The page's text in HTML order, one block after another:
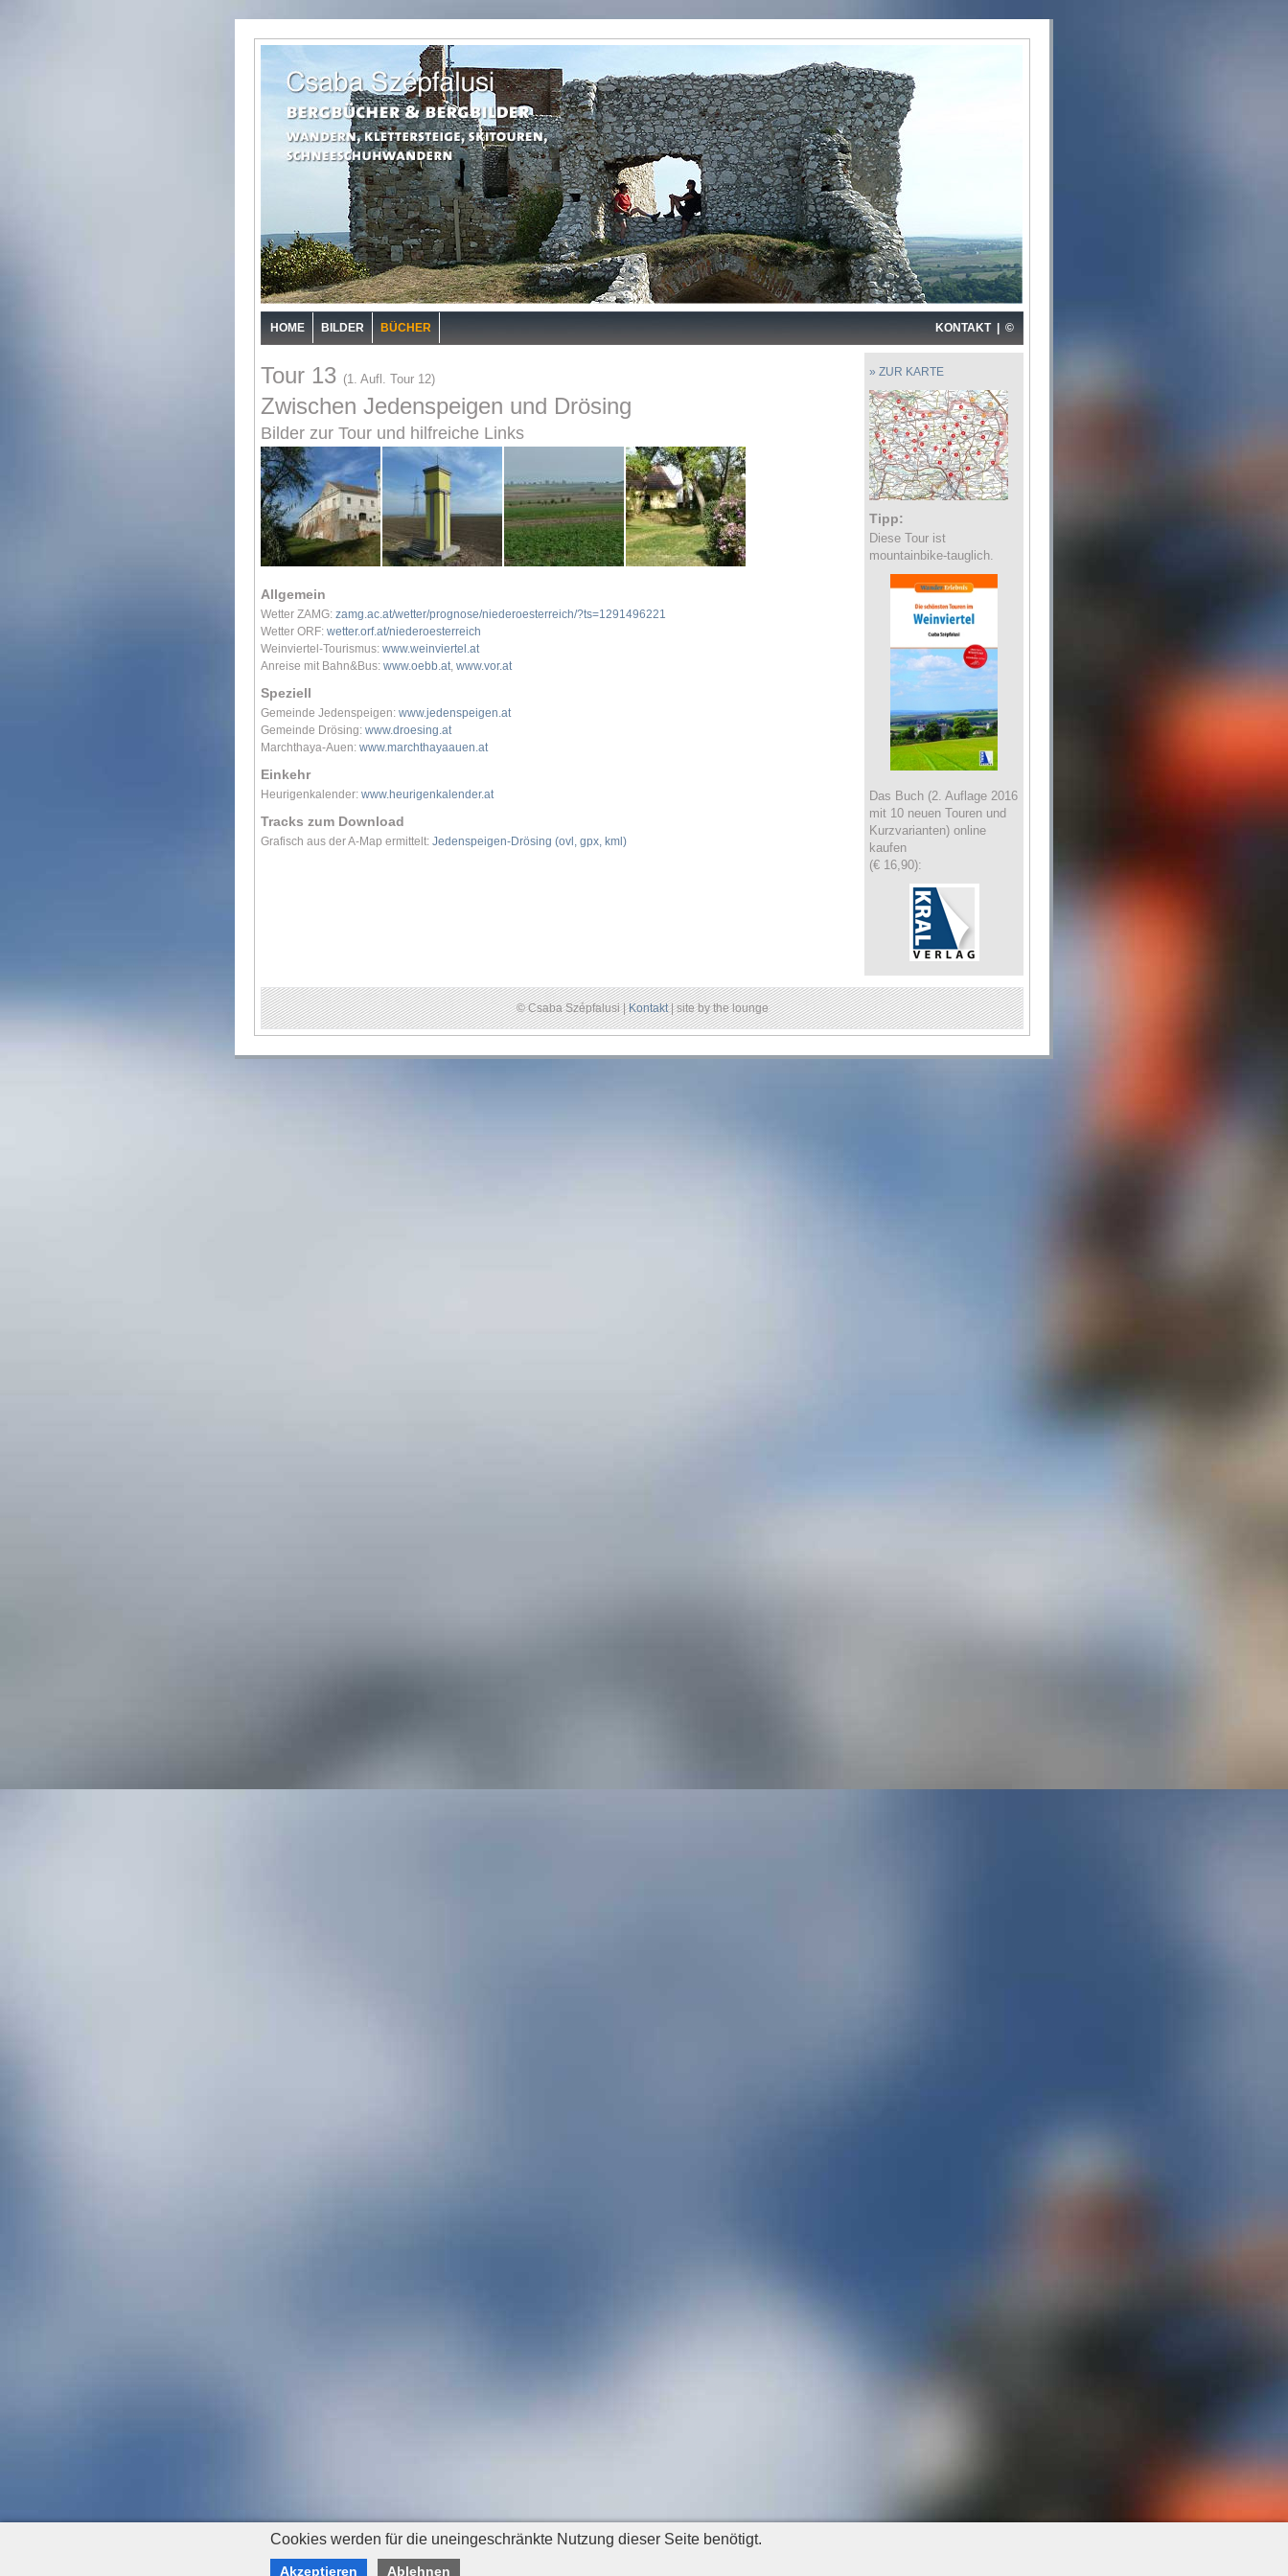
HOME BILDER BÜCHER KONTAKT| ©
Tour 13 (1. Aufl. Tour 12)
Zwischen Jedenspeigen und Drösing
Bilder zur Tour und hilfreiche Links
Allgemein
Wetter ZAMG: zamg.ac.at/wetter/prognose/niederoesterreich/?ts=1291496221
Wetter ORF: wetter.orf.at/niederoesterreich
Weinviertel-Tourismus: www.weinviertel.at
Anreise mit Bahn&Bus: www.oebb.at, www.vor.at
Speziell
Gemeinde Jedenspeigen: www.jedenspeigen.at
Gemeinde Drösing: www.droesing.at
Marchthaya-Auen: www.marchthayaauen.at
Einkehr
Heurigenkalender: www.heurigenkalender.at
Tracks zum Download
Grafisch aus der A-Map ermittelt: Jedenspeigen-Drösing (ovl, gpx, kml)
» ZUR KARTE
Tipp:
Diese Tour ist
mountainbike-tauglich.
Das Buch (2. Auflage 2016
mit 10 neuen Touren und
Kurzvarianten) online
kaufen
(€ 16,90):
© Csaba Szépfalusi |Kontakt| site by the lounge
Cookies werden für die uneingeschränkte Nutzung dieser Seite benötigt.
Akzeptieren Ablehnen